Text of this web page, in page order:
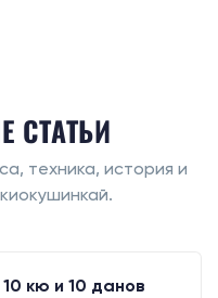
СТАТЬИ
техника, история и
кю и 10 данов